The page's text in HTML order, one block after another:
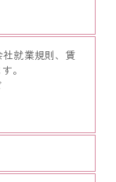
就業規則、賃
。